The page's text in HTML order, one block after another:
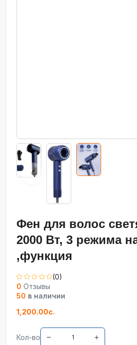
Фен для волос
2000 Вт, 3 режима
,функция
(0)
0 Отзывы
50 в наличии
1,200.00с.
Кол-во